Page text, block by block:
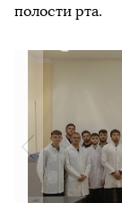
полости рта.